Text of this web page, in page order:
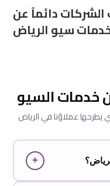
دائماً عن
سيو الرياض
خدمات السيو
يطرحها عملاؤنا في الرياض
+